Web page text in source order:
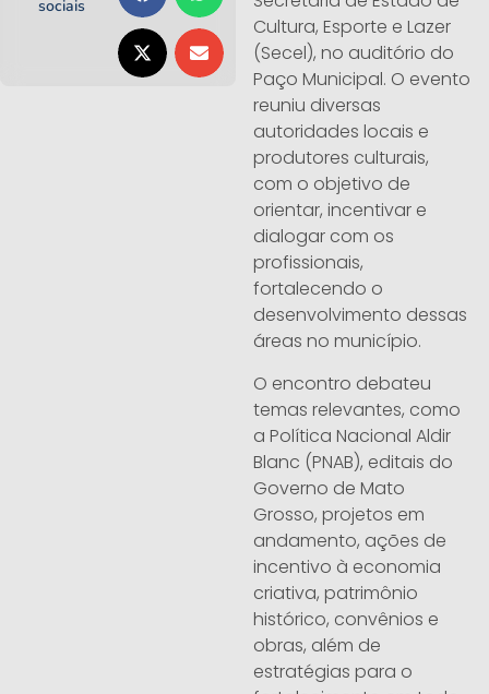
sociais
Cultura, Esporte e Lazer
(Secel), no auditório do
Paço Municipal. O evento
reuniu diversas
autoridades locais e
produtores culturais,
com o objetivo de
orientar, incentivar e
dialogar com os
profissionais,
fortalecendo o
desenvolvimento dessas
áreas no município.
O encontro debateu
temas relevantes, como
a Política Nacional Aldir
Blanc (PNAB), editais do
Governo de Mato
Grosso, projetos em
andamento, ações de
incentivo à economia
criativa, patrimônio
histórico, convênios e
obras, além de
estratégias para o